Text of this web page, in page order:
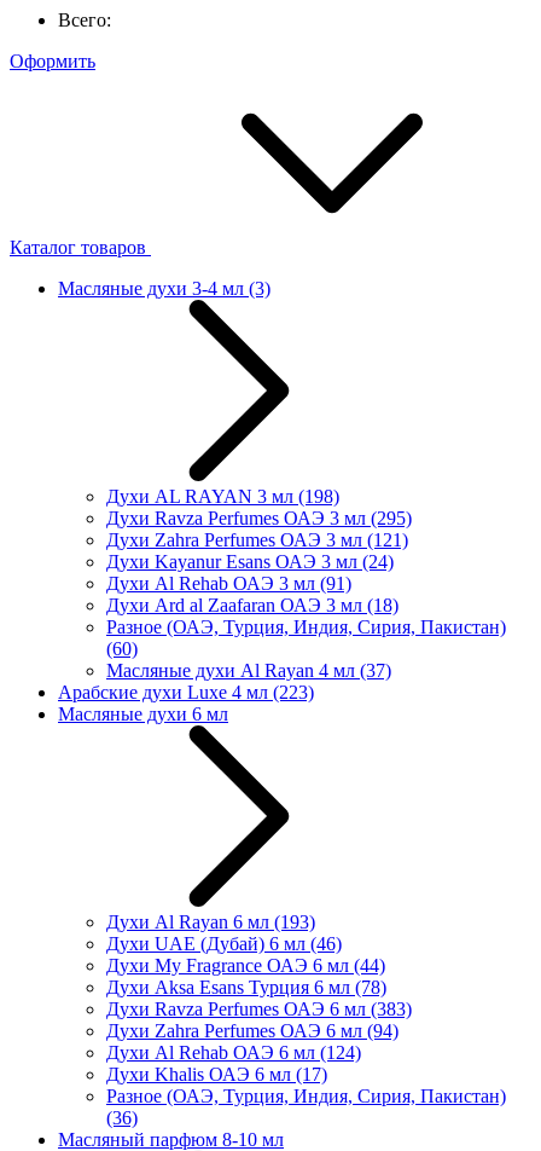
Всего:
Оформить
Каталог товаров
Масляные духи 3-4 мл (3)
Духи AL RAYAN 3 мл (198)
Духи Ravza Perfumes ОАЭ 3 мл (295)
Духи Zahra Perfumes ОАЭ 3 мл (121)
Духи Kayanur Esans ОАЭ 3 мл (24)
Духи Al Rehab ОАЭ 3 мл (91)
Духи Ard al Zaafaran ОАЭ 3 мл (18)
Разное (ОАЭ, Турция, Индия, Сирия, Пакистан)
(60)
Масляные духи Al Rayan 4 мл (37)
Арабские духи Luxe 4 мл (223)
Масляные духи 6 мл
Духи Al Rayan 6 мл (193)
Духи UAE (Дубай) 6 мл (46)
Духи My Fragrance ОАЭ 6 мл (44)
Духи Aksa Esans Турция 6 мл (78)
Духи Ravza Perfumes ОАЭ 6 мл (383)
Духи Zahra Perfumes ОАЭ 6 мл (94)
Духи Al Rehab ОАЭ 6 мл (124)
Духи Khalis ОАЭ 6 мл (17)
Разное (ОАЭ, Турция, Индия, Сирия, Пакистан)
(36)
Масляный парфюм 8-10 мл